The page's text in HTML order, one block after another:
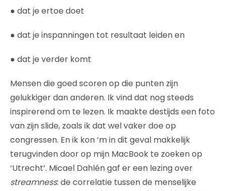
● dat je ertoe doet
● dat je inspanningen tot resultaat leiden en
● dat je verder komt
Mensen die goed scoren op die punten zijn
gelukkiger dan anderen. Ik vind dat nog steeds
inspirerend om te lezen. Ik maakte destijds een foto
van zijn slide, zoals ik dat wel vaker doe op
congressen. En ik kon ‘m in dit geval makkelijk
terugvinden door op mijn MacBook te zoeken op
‘Utrecht’. Micael Dahlén gaf er een lezing over
streamness: de correlatie tussen de menselijke